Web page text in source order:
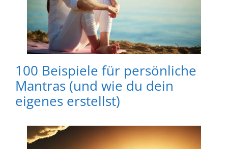
100 Beispiele für persönliche
Mantras (und wie du dein
eigenes erstellst)